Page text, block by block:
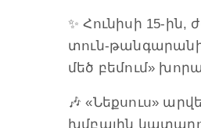
✨ Հունիսի 15-
տուն-թանգարանի
մեծ բեմում»
🎶 «Նեքսուս»
խմբային